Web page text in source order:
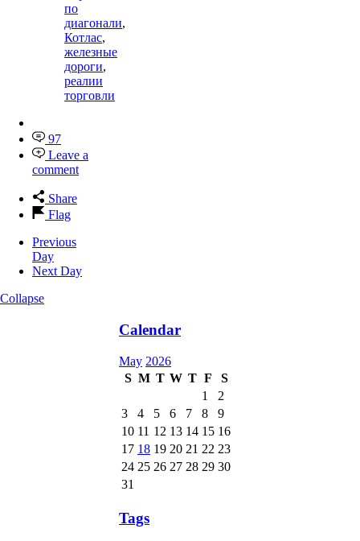
по
диагонали,
Котлас,
железные
дороги,
реалии
торговли
97
Leave a
comment
Share
Flag
Previous
Day
Next Day
Collapse
Calendar
May 2026
S M T W T F
S
1
2
3
4 5 6 7 8
9
10 11 12 13 14 15 16
17 18 19 20 21 22 23
24 25 26 27 28 29 30
31
Tags